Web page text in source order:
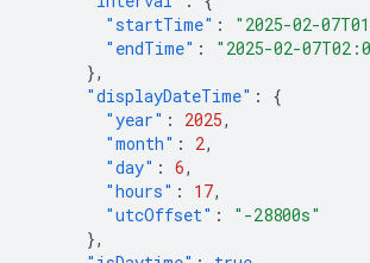
"startTime" : "2025-02-
"endTime" :
"2025-02-
},
"displayDateTime" :
{
"year" : 2025,
"month" : 2,
"day" : 6,
"hours" : 17,
"utcOffset" :
"-28800s"
},